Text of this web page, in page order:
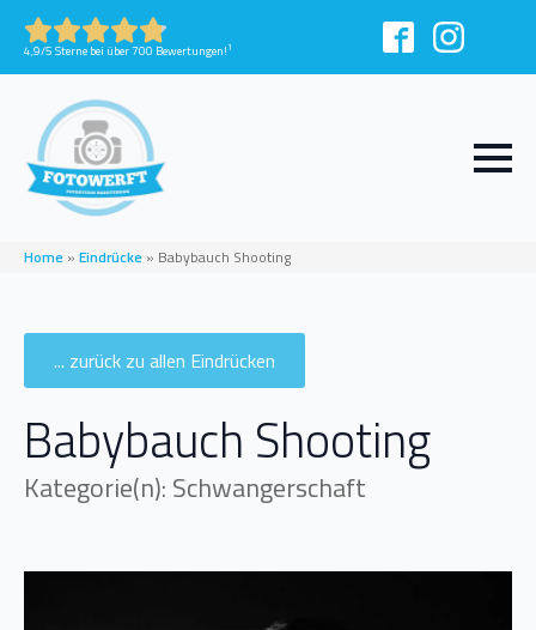
4,9/5 Sterne bei über 700 Bewertungen!1
Home » Eindrücke » Babybauch Shooting
... zurück zu allen Eindrücken
Babybauch Shooting
Kategorie(n): Schwangerschaft